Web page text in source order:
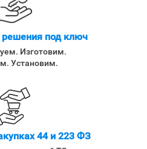
под ключ
Изготовим.
Установим.
44 и 223 ФЗ